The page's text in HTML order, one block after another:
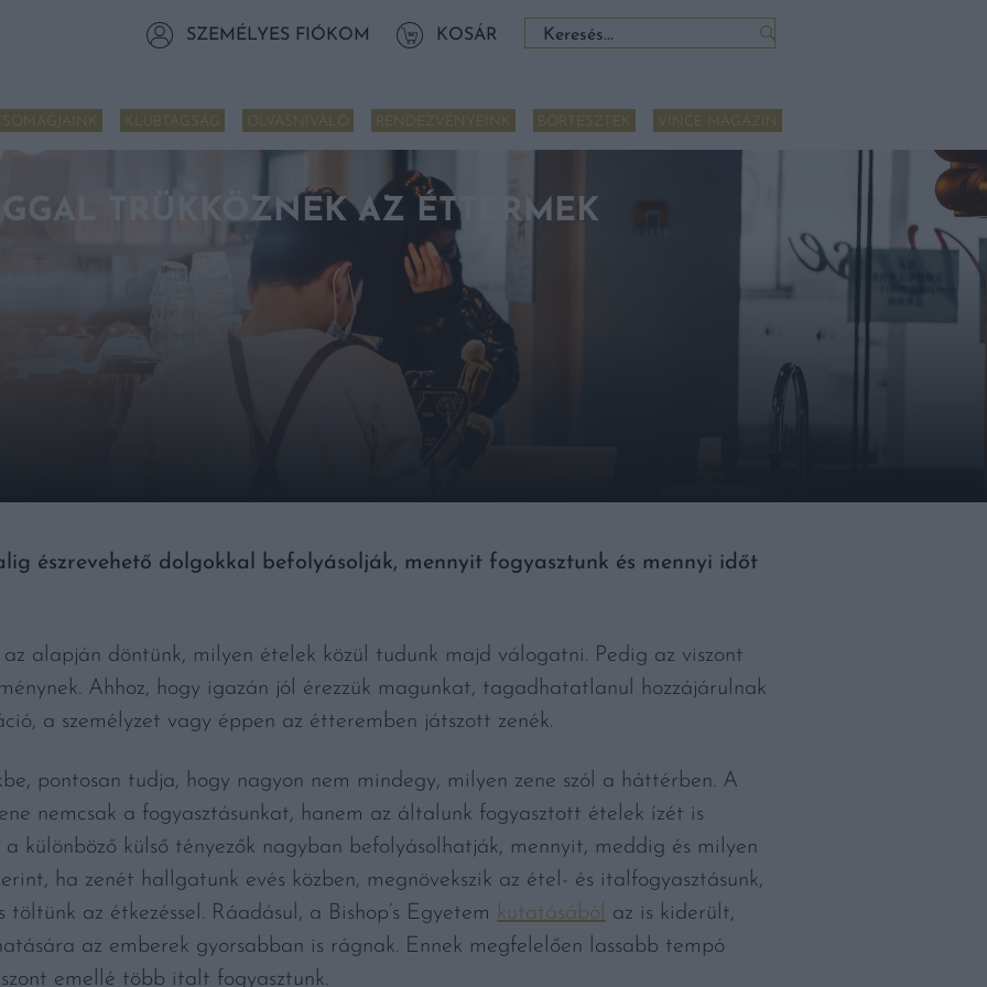
SZEMÉLYES FIÓKOM KOSÁR Keresés:
KLUBTAGSÁG OLVASNIVALÓ RENDEZVÉNYEINK BORTESZTEK VINCE MAGAZIN
TRÜKKÖZNEK AZ ÉTTERMEK
észrevehető dolgokkal befolyásolják, mennyit fogyasztunk és mennyi időt
alapján döntünk, milyen ételek közül tudunk majd válogatni. Pedig az viszont
Ahhoz, hogy igazán jól érezzük magunkat, tagadhatatlanul hozzájárulnak
a személyzet vagy éppen az étteremben játszott zenék.
pontosan tudja, hogy nagyon nem mindegy, milyen zene szól a háttérben. A
nemcsak a fogyasztásunkat, hanem az általunk fogyasztott ételek ízét is
különböző külső tényezők nagyban befolyásolhatják, mennyit, meddig és milyen
ha zenét hallgatunk evés közben, megnövekszik az étel- és italfogyasztásunk,
az étkezéssel. Ráadásul, a Bishop’s Egyetem kutatásából az is kiderült,
az emberek gyorsabban is rágnak. Ennek megfelelően lassabb tempó
emellé több italt fogyasztunk.